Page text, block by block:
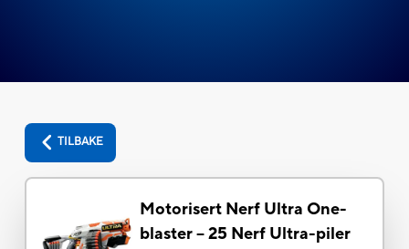
TILBAKE
Motorisert Nerf Ultra One-
blaster -- 25 Nerf Ultra-piler